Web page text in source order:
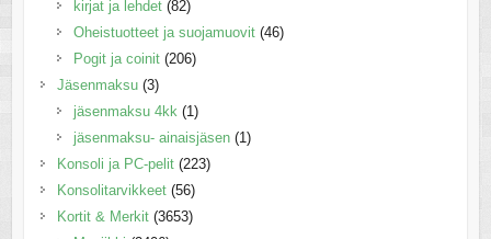
kirjat ja lehdet (82)
Oheistuotteet ja suojamuovit (46)
Pogit ja coinit (206)
Jäsenmaksu (3)
jäsenmaksu 4kk (1)
jäsenmaksu- ainaisjäsen (1)
Konsoli ja PC-pelit (223)
Konsolitarvikkeet (56)
Kortit & Merkit (3653)